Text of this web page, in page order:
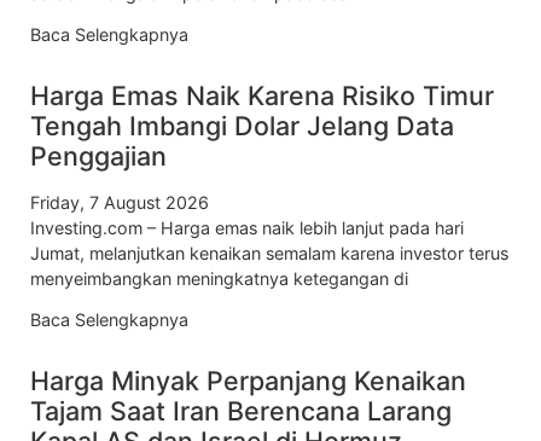
Baca Selengkapnya
Harga Emas Naik Karena Risiko Timur
Tengah Imbangi Dolar Jelang Data
Penggajian
Friday, 7 August 2026
Investing.com – Harga emas naik lebih lanjut pada hari
Jumat, melanjutkan kenaikan semalam karena investor terus
menyeimbangkan meningkatnya ketegangan di
Baca Selengkapnya
Harga Minyak Perpanjang Kenaikan
Tajam Saat Iran Berencana Larang